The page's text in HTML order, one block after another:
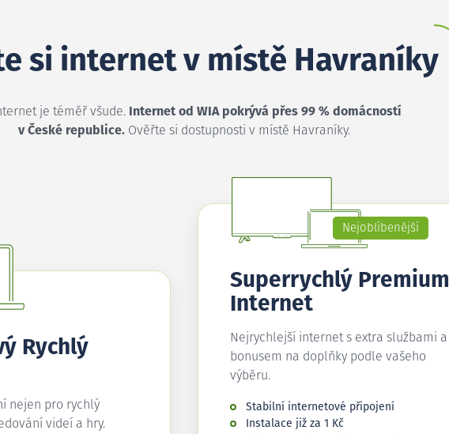
si internet v místě Havraníky
je téměř všude.
Internet od WIA pokrývá přes 99 % domácností
v České republice. Ověřte si dostupnosti v místě Havraníky.
Rychlý
nejen pro rychlý
videí a hry.
Nejoblíbenější
Superrychlý Premium
Internet
Nejrychlejší internet s extra službami a
bonusem na doplňky podle vašeho
výběru.
Stabilní internetové připojení
Instalace již za 1 Kč